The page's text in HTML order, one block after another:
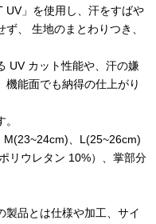
UV」を使用し、汗をすばや
、 生地のまとわりつき、
UV カット性能や、汗の嫌
機能面でも納得の仕上がり
、L(25~26cm)
リウレタン 10%）、掌部分
品とは仕様や加工、サイ